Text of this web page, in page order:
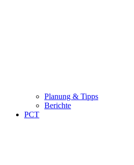
Planung & Tipps
Berichte
PCT